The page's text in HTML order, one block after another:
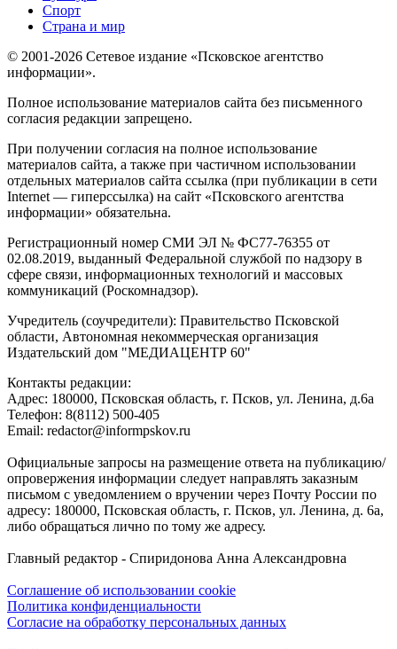
Спорт
Страна и мир
© 2001-2026 Сетевое издание «Псковское агентство
информации».
Полное использование материалов сайта без письменного
согласия редакции запрещено.
При получении согласия на полное использование
материалов сайта, а также при частичном использовании
отдельных материалов сайта ссылка (при публикации в сети
Internet — гиперссылка) на сайт «Псковского агентства
информации» обязательна.
Регистрационный номер СМИ ЭЛ № ФС77-76355 от
02.08.2019, выданный Федеральной службой по надзору в
сфере связи, информационных технологий и массовых
коммуникаций (Роскомнадзор).
Учредитель (соучредители): Правительство Псковской
области, Автономная некоммерческая организация
Издательский дом "МЕДИАЦЕНТР 60"
Контакты редакции:
Адреc: 180000, Псковская область, г. Псков, ул. Ленина, д.6а
Телефон: 8(8112) 500-405
Email: redactor@informpskov.ru
Официальные запросы на размещение ответа на публикацию/
опровержения информации следует направлять заказным
письмом с уведомлением о вручении через Почту России по
адресу: 180000, Псковская область, г. Псков, ул. Ленина, д. 6а,
либо обращаться лично по тому же адресу.
Главный редактор - Спиридонова Анна Александровна
Соглашение об использовании cookie
Политика конфиденциальности
Согласие на обработку персональных данных